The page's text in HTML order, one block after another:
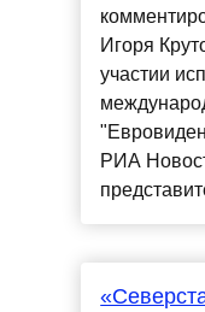
Игоря
участии
РИА